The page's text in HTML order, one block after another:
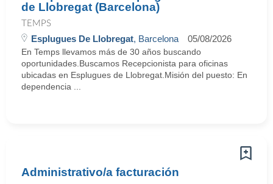
de Llobregat (Barcelona)
TEMPS
Esplugues De Llobregat, Barcelona 05/08/2026
En Temps llevamos más de 30 años buscando
oportunidades.Buscamos Recepcionista para oficinas
ubicadas en Esplugues de Llobregat.Misión del puesto: En
dependencia ...
Administrativo/a facturación